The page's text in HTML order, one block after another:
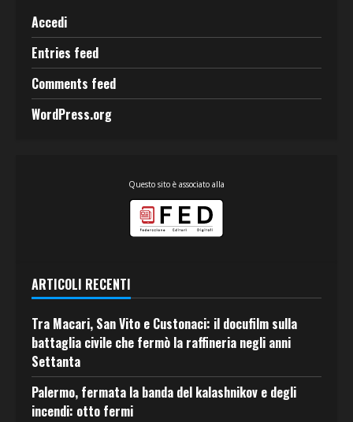
Accedi
Entries feed
Comments feed
WordPress.org
Questo sito è associato alla
ARTICOLI RECENTI
Tra Macari, San Vito e Custonaci: il docufilm sulla
battaglia civile che fermò la raffineria negli anni
Settanta
Palermo, fermata la banda del kalashnikov e degli
incendi: otto fermi